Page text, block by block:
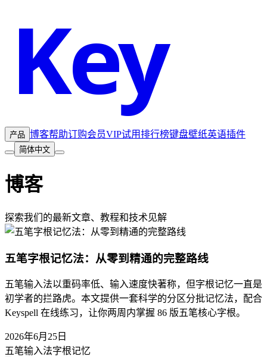
Key
产品 博客帮助订购会员VIP试用排行榜键盘壁纸英语插件
简体中文
博客
探索我们的最新文章、教程和技术见解
五笔字根记忆法：从零到精通的完整路线
五笔输入法以重码率低、输入速度快著称，但字根记忆一直是
初学者的拦路虎。本文提供一套科学的分区分批记忆法，配合
Keyspell 在线练习，让你两周内掌握 86 版五笔核心字根。
2026年6月25日
五笔输入法字根记忆